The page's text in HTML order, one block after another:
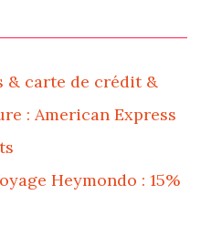
& carte de crédit &
: American Express
Heymondo : 15%